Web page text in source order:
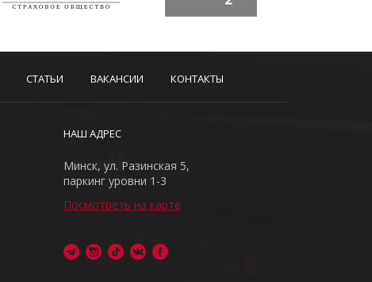
СТАТЬИ ВАКАНСИИ КОНТАКТЫ
НАШ АДРЕС
Минск, ул. Разинская 5,
паркинг уровни 1-3
Посмотреть на карте